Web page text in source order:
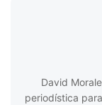
David
periodística